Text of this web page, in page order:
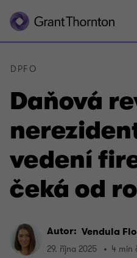
Daňová
vedení
čeká od
DPFO
Autor: Vendula
29. října 2025 4 min